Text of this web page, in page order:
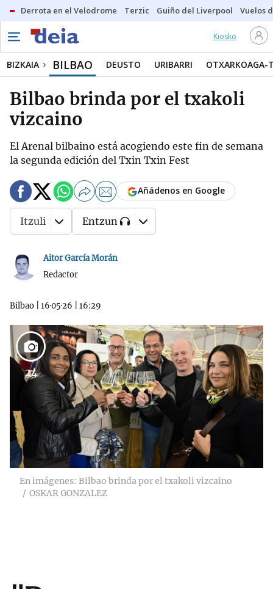
Derrota en el Velodrome Terzic Guiño del Liverpool Vuelos
Kiosko
BIZKAIA BILBAO DEUSTO URIBARRI OTXARKOAGA-
Bilbao brinda por el txakoli
vizcaino
El Arenal bilbaino está acogiendo este fin de semana
la segunda edición del Txin Txin Fest
Aitor García Morán
Redactor
Bilbao 16·05·26 16:29
Añádenos en Google
Itzuli Entzun
24
En imágenes: Bilbao brinda por el txakoli vizcaino
OSKAR GONZALEZ